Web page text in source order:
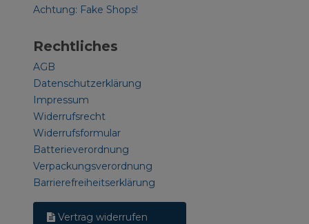
Achtung: Fake Shops!
Rechtliches
AGB
Datenschutzerklärung
Impressum
Widerrufsrecht
Widerrufsformular
Batterieverordnung
Verpackungsverordnung
Barrierefreiheitserklärung
Vertrag widerrufen